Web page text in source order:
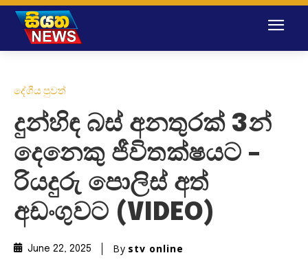
දේශීය පුවත්
දුන්හිඳ බස් අනතුරක් 3න්
දෙනෙකු ජීවිතක්ෂයට –
රියදුරු පොලිස් අත්
අඩංගුවට (VIDEO)
June 22, 2025 By stv online